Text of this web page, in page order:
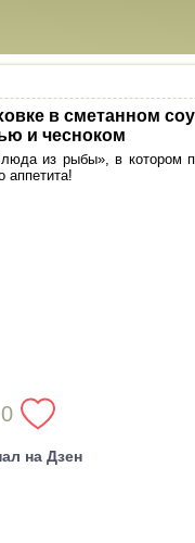
в сметанном
и чесноком
из рыбы», в котором
аппетита!
0
на Дзен